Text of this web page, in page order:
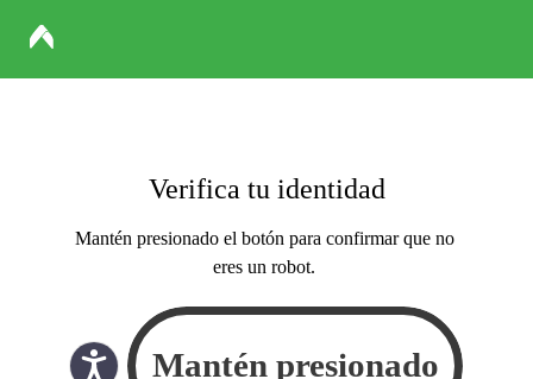
Verifica tu identidad
Mantén presionado el botón para confirmar que no
eres un robot.